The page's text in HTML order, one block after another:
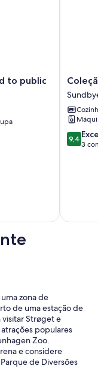
Coleção
Nord
|
2
BR
Hotel
de
9,4
3
zona de
de uma estação de
visitar Strøget e
populares
Zoo.
e considere
de Diversões